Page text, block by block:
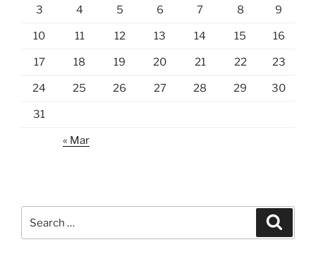
3 4 5 6 7 8 9
10 11 12 13 14 15 16
17 18 19 20 21 22 23
24 25 26 27 28 29 30
31
« Mar
for: